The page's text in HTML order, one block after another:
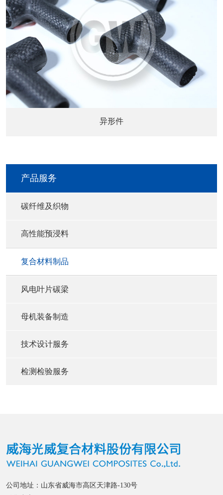
异形件
产品服务
碳纤维及织物
高性能预浸料
复合材料制品
风电叶片碳梁
母机装备制造
技术设计服务
检测检验服务
公司地址：山东省威海市高区天津路-130号